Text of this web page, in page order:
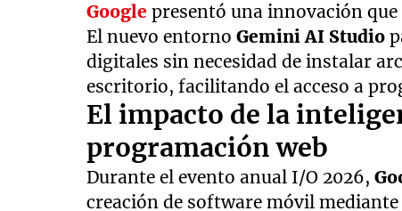
Google presentó una innovación
El nuevo entornoGemini AI Studio
digitales sin necesidad de instalar
escritorio, facilitando el acceso a
El impacto de la
programación web
Durante el evento anual I/O 2026,
creación de software móvil